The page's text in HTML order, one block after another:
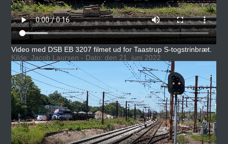
Video med DSB EB 3207 filmet ud for Taastrup S-togstrinbræt.
Kilde: Jacob Laursen - Dato: den 21. juni 2022